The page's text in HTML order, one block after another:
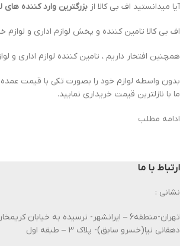
آیا میدانستید اف بی کالا از بزرگترین وارد کننده های
اف بی کالا تامین کننده و پخش لوازم اداری و لوازم
همچنین افتخار داریم ، تامین کننده لوازم اداری و
بدون واسطه لوازم خود را بصورت تکی با قیمت
ما با نازلترین قیمت خریداری نمایید.
ادامه مطلب
ارتباط با ما
نشانی :
تهران-منطقه6 – ایرانشهر- نرسیده به خیابان
دهقانی نیا(خسرو سابق)- پلاک 3 – طبقه اول